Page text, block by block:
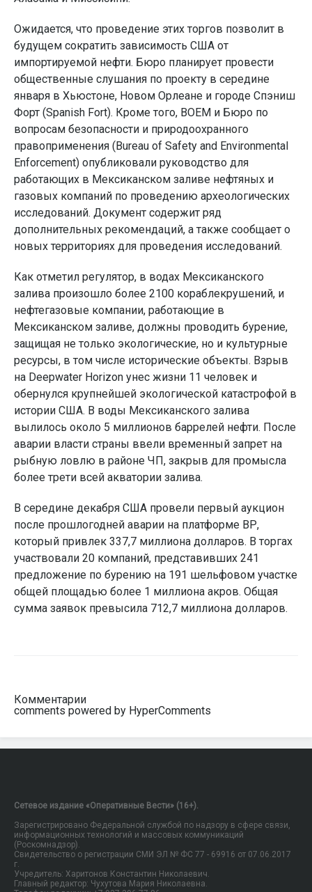
Ожидается, что проведение этих торгов позволит в
будущем сократить зависимость США от
импортируемой нефти. Бюро планирует провести
общественные слушания по проекту в середине
января в Хьюстоне, Новом Орлеане и городе Спэниш
Форт (Spanish Fort). Кроме того, BOEM и Бюро по
вопросам безопасности и природоохранного
правоприменения (Bureau of Safety and Environmental
Enforcement) опубликовали руководство для
работающих в Мексиканском заливе нефтяных и
газовых компаний по проведению археологических
исследований. Документ содержит ряд
дополнительных рекомендаций, а также сообщает о
новых территориях для проведения исследований.
Как отметил регулятор, в водах Мексиканского
залива произошло более 2100 кораблекрушений, и
нефтегазовые компании, работающие в
Мексиканском заливе, должны проводить бурение,
защищая не только экологические, но и культурные
ресурсы, в том числе исторические объекты. Взрыв
на Deepwater Horizon унес жизни 11 человек и
обернулся крупнейшей экологической катастрофой в
истории США. В воды Мексиканского залива
вылилось около 5 миллионов баррелей нефти. После
аварии власти страны ввели временный запрет на
рыбную ловлю в районе ЧП, закрыв для промысла
более трети всей акватории залива.
В середине декабря США провели первый аукцион
после прошлогодней аварии на платформе ВР,
который привлек 337,7 миллиона долларов. В торгах
участвовали 20 компаний, представивших 241
предложение по бурению на 191 шельфовом участке
общей площадью более 1 миллиона акров. Общая
сумма заявок превысила 712,7 миллиона долларов.
Комментарии
comments powered by HyperComments
Сетевое издание «Оперативные Вести» (16+).
Зарегистрировано Федеральной службой по надзору в сфере связи,
информационных технологий и массовых коммуникаций
(Роскомнадзор).
Свидетельство о регистрации СМИ ЭЛ № ФС 77 - 69916 от 07.06.2017
г.
Учредитель: Харитонов Константин Николаевич.
Главный редактор: Чухутова Мария Николаевна.